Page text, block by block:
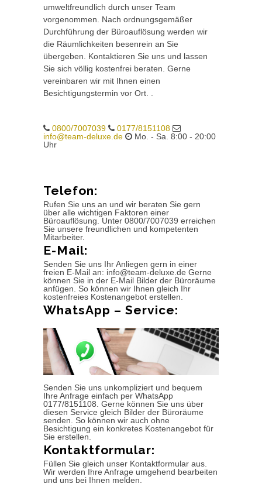
umweltfreundlich durch unser Team
vorgenommen. Nach ordnungsgemäßer
Durchführung der Büroauflösung werden wir
die Räumlichkeiten besenrein an Sie
übergeben. Kontaktieren Sie uns und lassen
Sie sich völlig kostenfrei beraten. Gerne
vereinbaren wir mit Ihnen einen
Besichtigungstermin vor Ort. .
0800/7007039
0177/8151108
info@team-deluxe.de
Mo. - Sa. 8:00 - 20:00
Uhr
Telefon:
Rufen Sie uns an und wir beraten Sie gern
über alle wichtigen Faktoren einer
Büroauflösung. Unter 0800/7007039 erreichen
Sie unsere freundlichen und kompetenten
Mitarbeiter.
E-Mail:
Senden Sie uns Ihr Anliegen gern in einer
freien E-Mail an: info@team-deluxe.de Gerne
können Sie in der E-Mail Bilder der Büroräume
anfügen. So können wir Ihnen gleich Ihr
kostenfreies Kostenangebot erstellen.
WhatsApp – Service:
Senden Sie uns unkompliziert und bequem
Ihre Anfrage einfach per WhatsApp
0177/8151108. Gerne können Sie uns über
diesen Service gleich Bilder der Büroräume
senden. So können wir auch ohne
Besichtigung ein konkretes Kostenangebot für
Sie erstellen.
Kontaktformular:
Füllen Sie gleich unser Kontaktformular aus.
Wir werden Ihre Anfrage umgehend bearbeiten
und uns bei Ihnen melden.